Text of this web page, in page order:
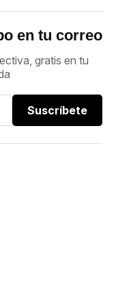
en tu correo
gratis en tu
Suscríbete